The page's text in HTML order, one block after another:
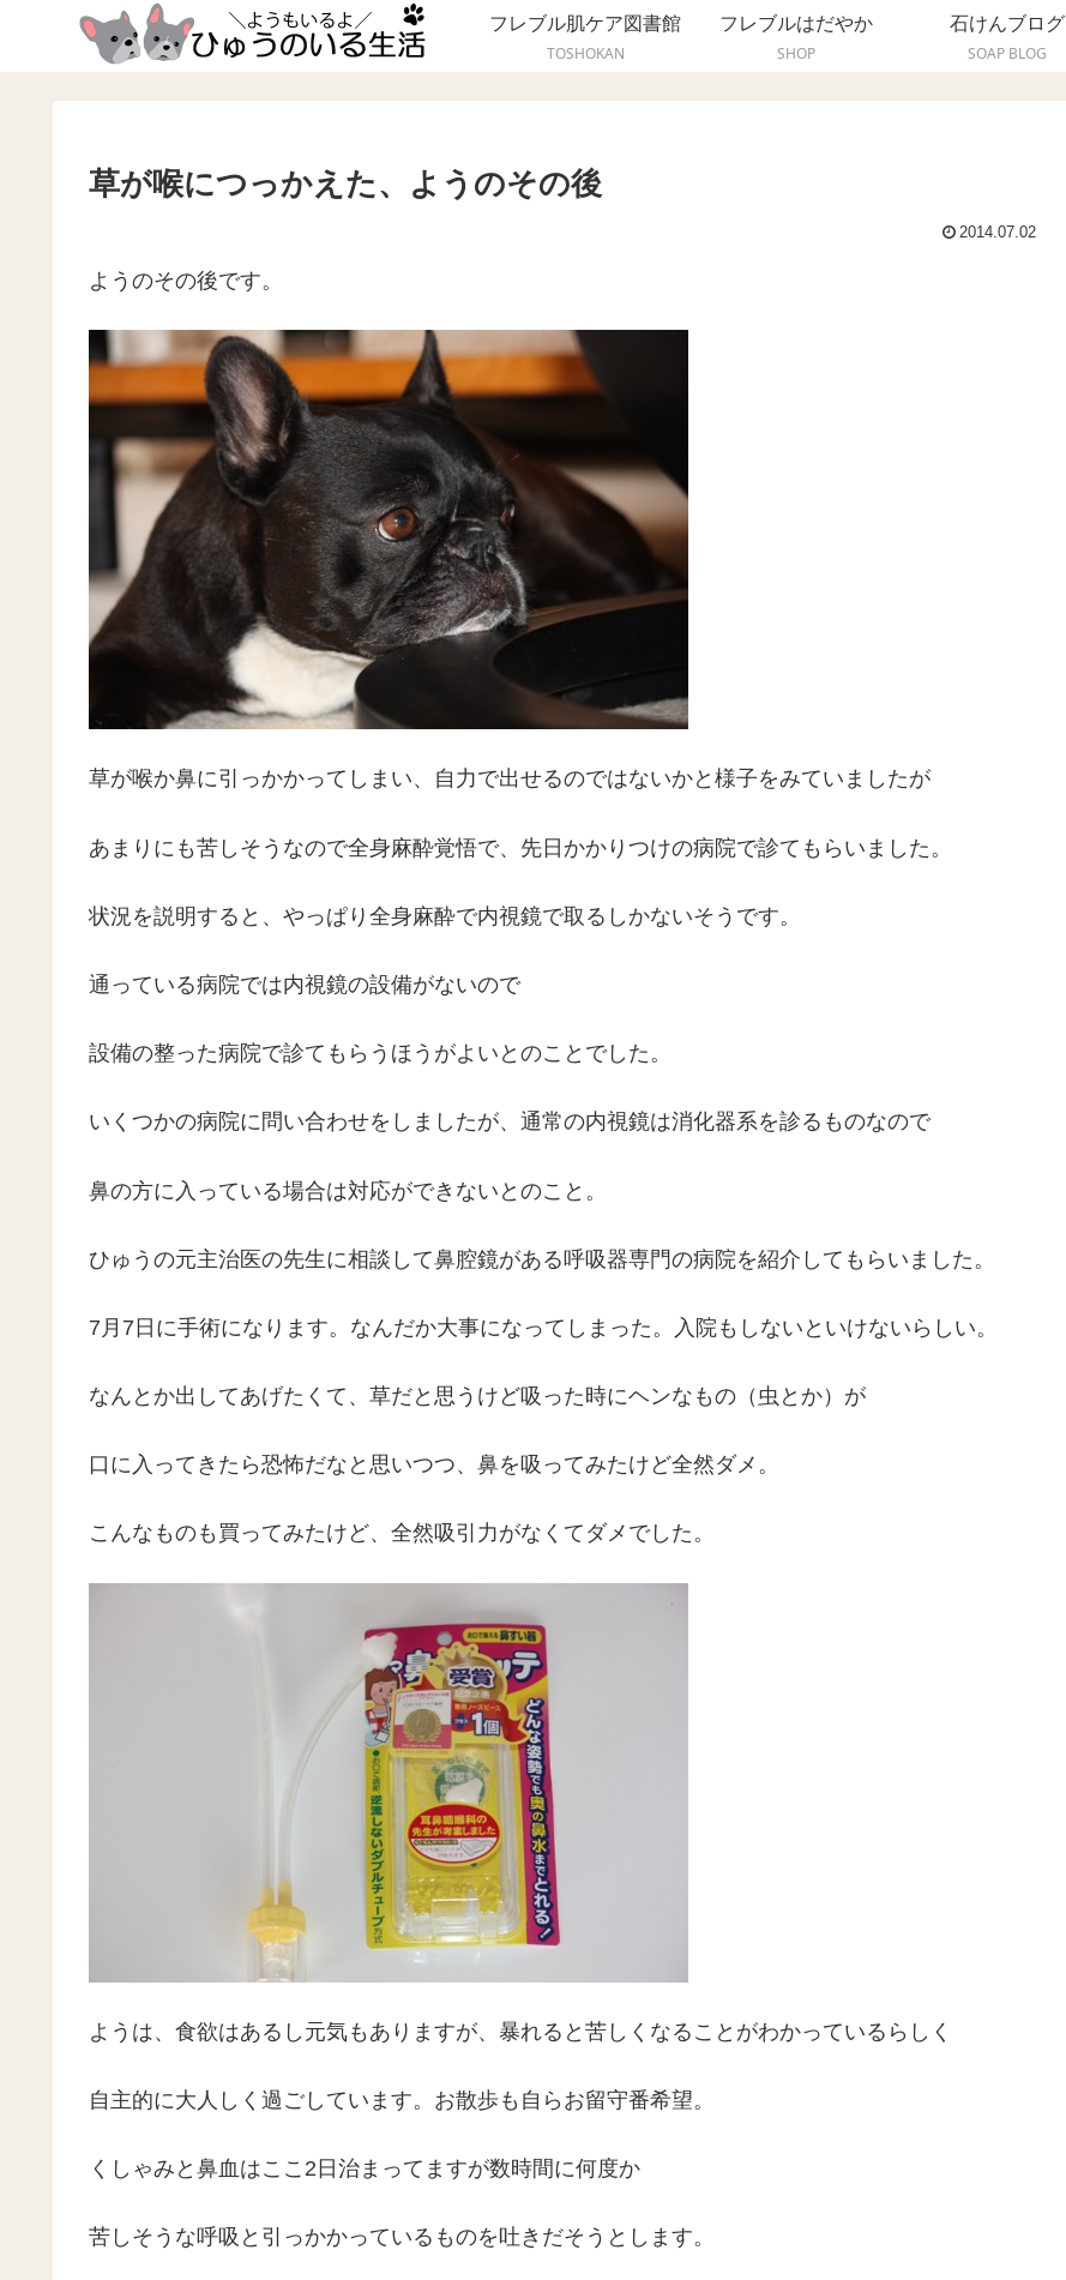
フレブル肌ケア図書館
TOSHOKAN
フレブルはだやか
SHOP
石けんブログ
SOAP BLOG
草が喉につっかえた、ようのその後
2014.07.02
ようのその後です。
草が喉か鼻に引っかかってしまい、自力で出せるのではないかと様子をみていましたが
あまりにも苦しそうなので全身麻酔覚悟で、先日かかりつけの病院で診てもらいました。
状況を説明すると、やっぱり全身麻酔で内視鏡で取るしかないそうです。
通っている病院では内視鏡の設備がないので
設備の整った病院で診てもらうほうがよいとのことでした。
いくつかの病院に問い合わせをしましたが、通常の内視鏡は消化器系を診るものなので
鼻の方に入っている場合は対応ができないとのこと。
ひゅうの元主治医の先生に相談して鼻腔鏡がある呼吸器専門の病院を紹介してもらいました。
7月7日に手術になります。なんだか大事になってしまった。入院もしないといけないらしい。
なんとか出してあげたくて、草だと思うけど吸った時にヘンなもの（虫とか）が
口に入ってきたら恐怖だなと思いつつ、鼻を吸ってみたけど全然ダメ。
こんなものも買ってみたけど、全然吸引力がなくてダメでした。
ようは、食欲はあるし元気もありますが、暴れると苦しくなることがわかっているらしく
自主的に大人しく過ごしています。お散歩も自らお留守番希望。
くしゃみと鼻血はここ2日治まってますが数時間に何度か
苦しそうな呼吸と引っかかっているものを吐きだそうとします。